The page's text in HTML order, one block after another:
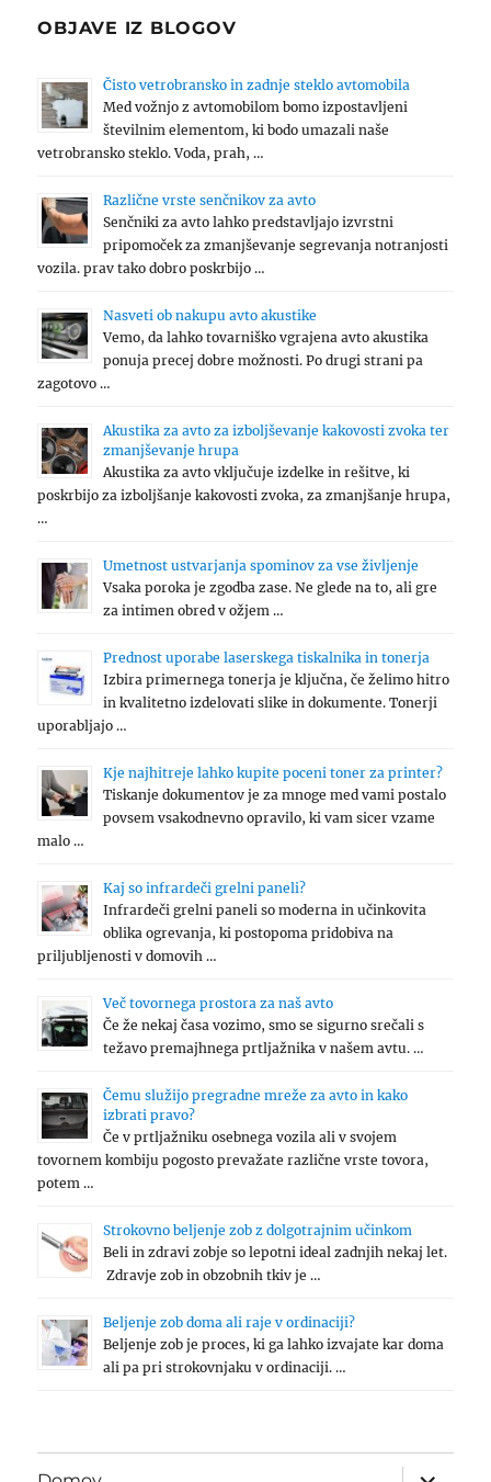
OBJAVE IZ BLOGOV
Čisto vetrobransko in zadnje steklo avtomobila
Med vožnjo z avtomobilom bomo izpostavljeni
številnim elementom, ki bodo umazali naše
vetrobransko steklo. Voda, prah, …
Različne vrste senčnikov za avto
Senčniki za avto lahko predstavljajo izvrstni
pripomoček za zmanjševanje segrevanja notranjosti
vozila. prav tako dobro poskrbijo …
Nasveti ob nakupu avto akustike
Vemo, da lahko tovarniško vgrajena avto akustika
ponuja precej dobre možnosti. Po drugi strani pa
zagotovo …
Akustika za avto za izboljševanje kakovosti zvoka ter
zmanjševanje hrupa
Akustika za avto vključuje izdelke in rešitve, ki
poskrbijo za izboljšanje kakovosti zvoka, za zmanjšanje hrupa,
…
Umetnost ustvarjanja spominov za vse življenje
Vsaka poroka je zgodba zase. Ne glede na to, ali gre
za intimen obred v ožjem …
Prednost uporabe laserskega tiskalnika in tonerja
Izbira primernega tonerja je ključna, če želimo hitro
in kvalitetno izdelovati slike in dokumente. Tonerji
uporabljajo …
Kje najhitreje lahko kupite poceni toner za printer?
Tiskanje dokumentov je za mnoge med vami postalo
povsem vsakodnevno opravilo, ki vam sicer vzame
malo …
Kaj so infrardeči grelni paneli?
Infrardeči grelni paneli so moderna in učinkovita
oblika ogrevanja, ki postopoma pridobiva na
priljubljenosti v domovih …
Več tovornega prostora za naš avto
Če že nekaj časa vozimo, smo se sigurno srečali s
težavo premajhnega prtljažnika v našem avtu. …
Čemu služijo pregradne mreže za avto in kako
izbrati pravo?
Če v prtljažniku osebnega vozila ali v svojem
tovornem kombiju pogosto prevažate različne vrste tovora,
potem …
Strokovno beljenje zob z dolgotrajnim učinkom
Beli in zdravi zobje so lepotni ideal zadnjih nekaj let.
Zdravje zob in obzobnih tkiv je …
Beljenje zob doma ali raje v ordinaciji?
Beljenje zob je proces, ki ga lahko izvajate kar doma
ali pa pri strokovnjaku v ordinaciji. …
expand